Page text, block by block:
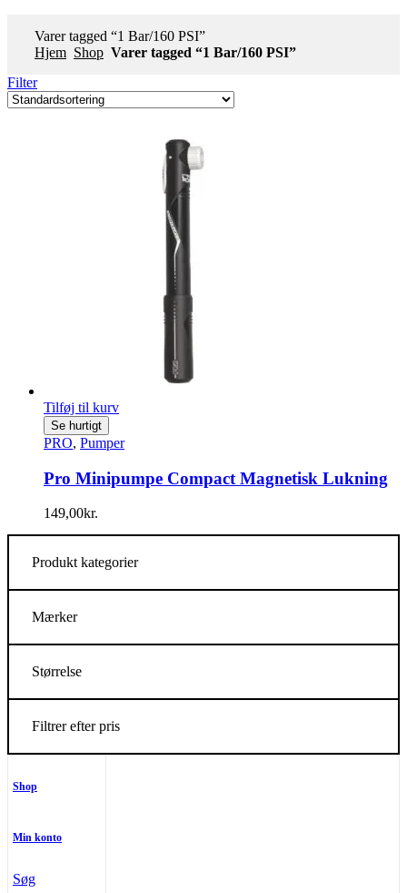
Varer tagged “1 Bar/160 PSI”
Hjem Shop Varer tagged “1 Bar/160 PSI”
Filter
Tilføj til kurv
Se hurtigt
PRO, Pumper
Pro Minipumpe Compact Magnetisk Lukning
149,00kr.
Produkt kategorier
Mærker
Størrelse
Filtrer efter pris
Shop
Min konto
Søg